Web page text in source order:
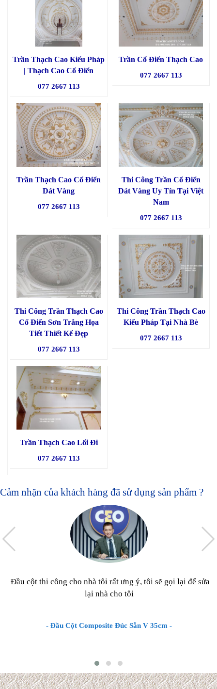
Trần Thạch Cao Kiểu Pháp
| Thạch Cao Cổ Điển
077 2667 113
Trần Cổ Điển Thạch Cao
077 2667 113
Trần Thạch Cao Cổ Điển
Dát Vàng
077 2667 113
Thi Công Trần Cổ Điển
Dát Vàng Uy Tín Tại Việt
Nam
077 2667 113
Thi Công Trần Thạch Cao
Cổ Điển Sơn Trắng Họa
Tiết Thiết Kế Đẹp
077 2667 113
Thi Công Trần Thạch Cao
Kiểu Pháp Tại Nhà Bè
077 2667 113
Trần Thạch Cao Lối Đi
077 2667 113
Cảm nhận của khách hàng đã sử dụng sản phẩm ?
Đầu cột thi công cho nhà tôi rất ưng ý, tôi sẽ gọi lại để sửa
lại nhà cho tôi
- Đầu Cột Composite Đúc Sẵn V 35cm -